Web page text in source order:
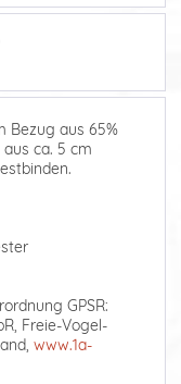
Bezug aus 65%
ca. 5 cm
GPSR:
Freie-Vogel-
www.1a-